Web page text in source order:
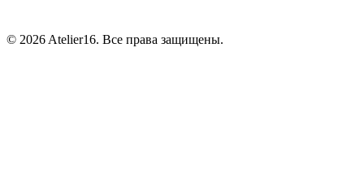
© 2026 Atelier16. Все права защищены.